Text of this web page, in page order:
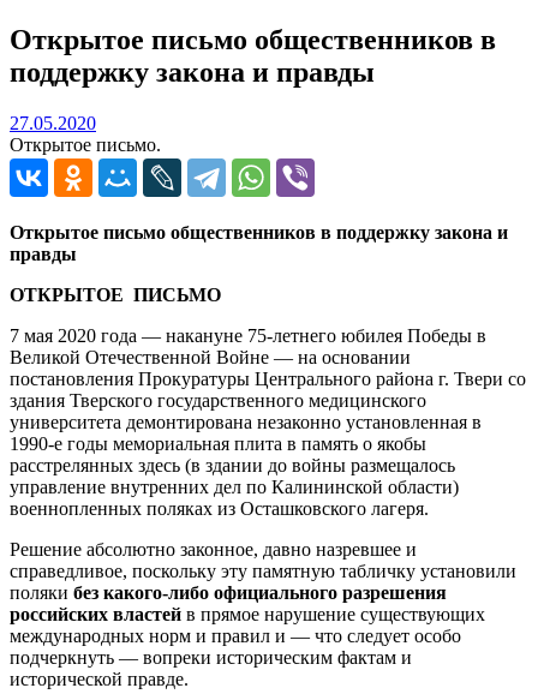
Открытое письмо общественников в
поддержку закона и правды
27.05.202027.05.2020
Открытое письмо.
Открытое письмо общественников в поддержку закона и
правды
ОТКРЫТОЕ ПИСЬМО
7 мая 2020 года — накануне 75-летнего юбилея Победы в
Великой Отечественной Войне — на основании
постановления Прокуратуры Центрального района г. Твери со
здания Тверского государственного медицинского
университета демонтирована незаконно установленная в
1990-е годы мемориальная плита в память о якобы
расстрелянных здесь (в здании до войны размещалось
управление внутренних дел по Калининской области)
военнопленных поляках из Осташковского лагеря.
Решение абсолютно законное, давно назревшее и
справедливое, поскольку эту памятную табличку установили
поляки без какого-либо официального разрешения
российских властей в прямое нарушение существующих
международных норм и правил и — что следует особо
подчеркнуть — вопреки историческим фактам и
исторической правде.